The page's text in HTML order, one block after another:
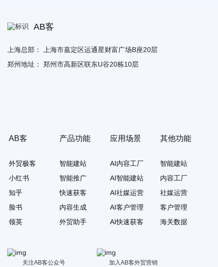
AB客
上海总部：
上海市嘉定区运通星财富广场B座20层
郑州地址：
郑州市高新区联东U谷20栋10层
AB客
外贸极客
小红书
知乎
脸书
领英
产品功能
智能建站
智能推广
快速获客
内容生成
外贸助手
应用场景
AI内容工厂
AI智能建站
AI社媒运营
AI客户管理
AI快速获客
其他功能
智能建站
内容工厂
社媒运营
客户管理
海关数据
关注AB客公众号 加入AB客外贸营销